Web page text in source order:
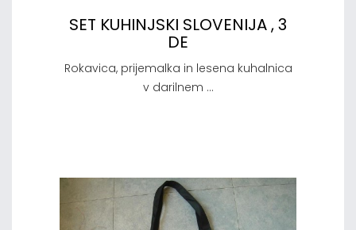
SET KUHINJSKI SLOVENIJA , 3
DE
Rokavica, prijemalka in lesena kuhalnica
v darilnem ...